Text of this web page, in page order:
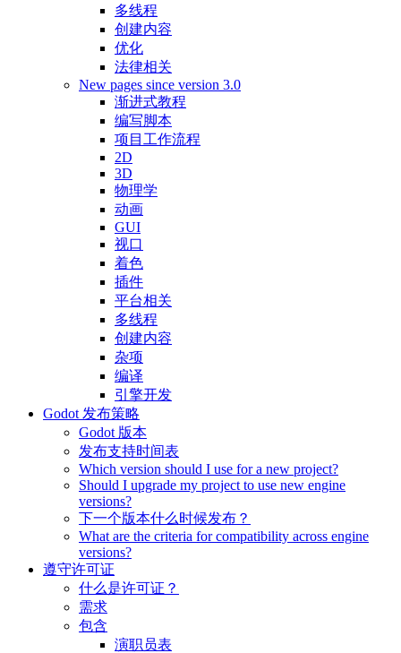
多线程
创建内容
优化
法律相关
New pages since version 3.0
渐进式教程
编写脚本
项目工作流程
2D
3D
物理学
动画
GUI
视口
着色
插件
平台相关
多线程
创建内容
杂项
编译
引擎开发
Godot 发布策略
Godot 版本
发布支持时间表
Which version should I use for a new project?
Should I upgrade my project to use new engine
versions?
下一个版本什么时候发布？
What are the criteria for compatibility across engine
versions?
遵守许可证
什么是许可证？
需求
包含
演职员表